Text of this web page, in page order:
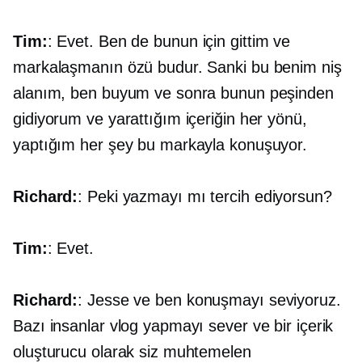
Tim:: Evet. Ben de bunun için gittim ve
markalaşmanın özü budur. Sanki bu benim niş
alanım, ben buyum ve sonra bunun peşinden
gidiyorum ve yarattığım içeriğin her yönü,
yaptığım her şey bu markayla konuşuyor.
Richard:: Peki yazmayı mı tercih ediyorsun?
Tim:: Evet.
Richard:: Jesse ve ben konuşmayı seviyoruz.
Bazı insanlar vlog yapmayı sever ve bir içerik
oluşturucu olarak siz muhtemelen